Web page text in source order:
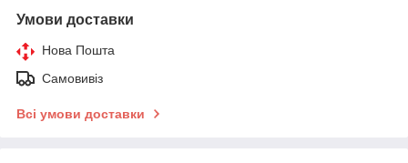
Умови доставки
Нова Пошта
Самовивіз
Всі умови доставки